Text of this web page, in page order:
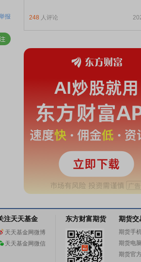
报 248 人评论
注天天基金
天天基金网微博
天天基金网微信
东方财富期货 期货交
期货手
期货电
期货官